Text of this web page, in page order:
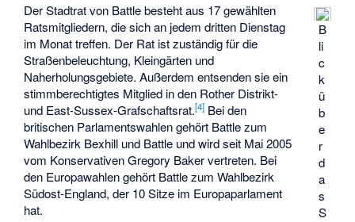
B
li
c
k
ü
b
e
r
d
a
s
S
Der Stadtrat von Battle besteht aus 17 gewählten
Ratsmitgliedern, die sich an jedem dritten Dienstag
im Monat treffen. Der Rat ist zuständig für die
Straßenbeleuchtung, Kleingärten und
Naherholungsgebiete. Außerdem entsenden sie ein
stimmberechtigtes Mitglied in den Rother Distrikt-
und East-Sussex-Grafschaftsrat.[4] Bei den
britischen Parlamentswahlen gehört Battle zum
Wahlbezirk Bexhill und Battle und wird seit Mai 2005
vom Konservativen Gregory Baker vertreten. Bei
den Europawahlen gehört Battle zum Wahlbezirk
Südost-England, der 10 Sitze im Europaparlament
hat.